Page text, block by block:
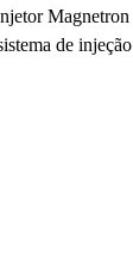
Magnetron
de injeção